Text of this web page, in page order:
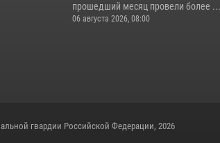
прошедший месяц провели более ...
06 августа 2026, 08:00
гвардии Российской Федерации, 2026